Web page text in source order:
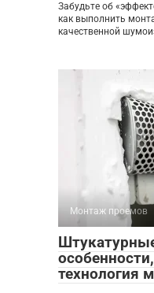
Забудьте об
как выполнить
качественной
Монтаж проемов
технология